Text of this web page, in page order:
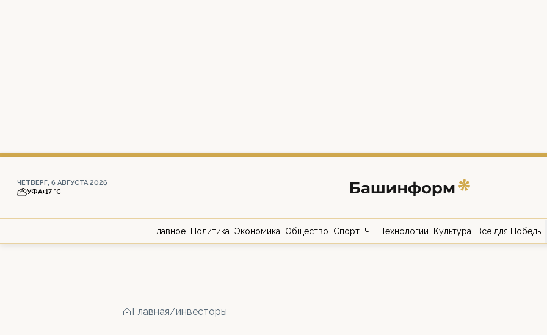
ЧЕТВЕРГ, 6 АВГУСТА 2026
УФА+17 °С
Главное Политика Экономика Общество Спорт ЧП Технологии Культура Всё для Победы
Главная/инвесторы